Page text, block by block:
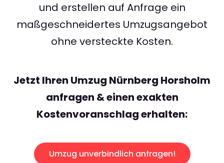
und erstellen auf Anfrage ein
maßgeschneidertes Umzugsangebot
ohne versteckte Kosten.
Jetzt Ihren Umzug Nürnberg Horsholm
anfragen & einen exakten
Kostenvoranschlag erhalten:
Umzug unverbindlich anfragen!